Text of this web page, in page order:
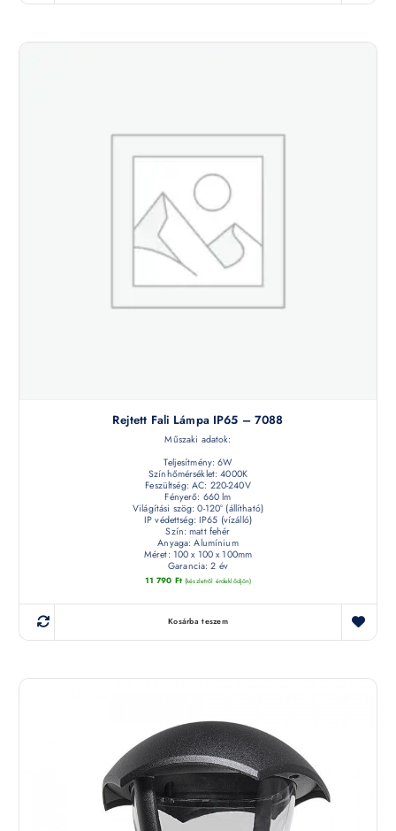
Rejtett Fali Lámpa IP65 – 7088
Műszaki adatok:
Teljesítmény: 6W
Színhőmérséklet: 4000K
Feszültség: AC: 220-240V
Fényerő: 660 lm
Világítási szög: 0-120° (állítható)
IP védettség: IP65 (vízálló)
Szín: matt fehér
Anyaga: Alumínium
Méret: 100 x 100 x 100mm
Garancia: 2 év
11 790 Ft (készletről érdeklődjön)
Kosárba teszem